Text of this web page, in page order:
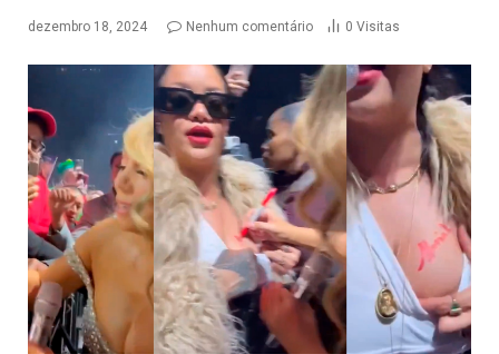
dezembro 18, 2024 Nenhum comentário 0 Visitas